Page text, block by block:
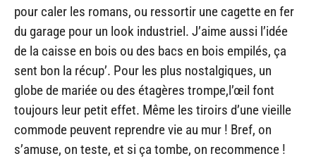
pour caler les romans, ou ressortir une cagette en fer
du garage pour un look industriel. J’aime aussi l’idée
de la caisse en bois ou des bacs en bois empilés, ça
sent bon la récup’. Pour les plus nostalgiques, un
globe de mariée ou des étagères trompe,l’œil font
toujours leur petit effet. Même les tiroirs d’une vieille
commode peuvent reprendre vie au mur ! Bref, on
s’amuse, on teste, et si ça tombe, on recommence !